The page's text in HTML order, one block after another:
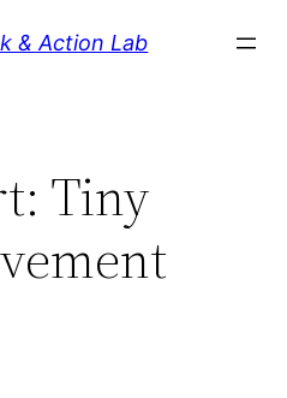
& Action Lab
Tiny